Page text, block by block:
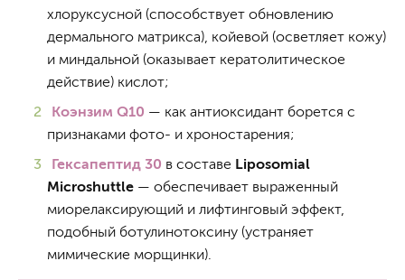
хлоруксусной (способствует обновлению
дермального матрикса), койевой (осветляет кожу)
и миндальной (оказывает кератолитическое
действие) кислот;
Коэнзим Q10 — как антиоксидант борется с
признаками фото- и хроностарения;
Гексапептид 30 в составе Liposomial
Microshuttle — обеспечивает выраженный
миорелаксирующий и лифтинговый эффект,
подобный ботулинотоксину (устраняет
мимические морщинки).